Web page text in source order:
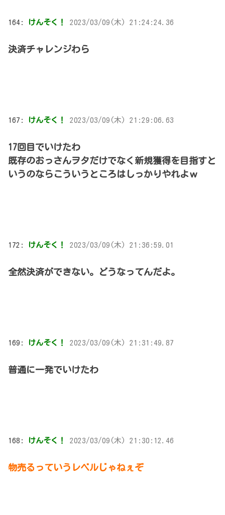
164: けんそく！ 2023/03/09(木) 21:24:24.36
決済チャレンジわら
167: けんそく！ 2023/03/09(木) 21:29:06.63
17回目でいけたわ
既存のおっさんヲタだけでなく新規獲得を目指すと
いうのならこういうところはしっかりやれよｗ
172: けんそく！ 2023/03/09(木) 21:36:59.01
全然決済ができない。どうなってんだよ。
169: けんそく！ 2023/03/09(木) 21:31:49.87
普通に一発でいけたわ
168: けんそく！ 2023/03/09(木) 21:30:12.46
物売るっていうレベルじゃねぇぞ